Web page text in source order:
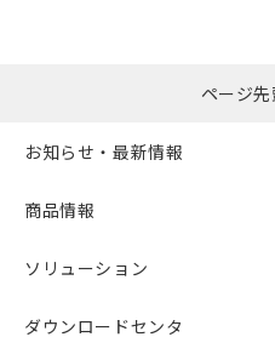
ページ
お知らせ・最新情報
商品情報
ソリューション
ダウンロードセンタ